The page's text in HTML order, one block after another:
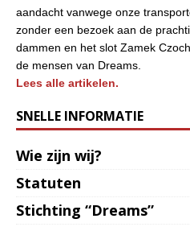
aandacht vanwege onze
zonder een bezoek aan de
dammen en het slot Zamek
de mensen van Dreams.
Lees alle artikelen.
SNELLE INFORMATIE
Wie zijn wij?
Statuten
Stichting “Dreams”